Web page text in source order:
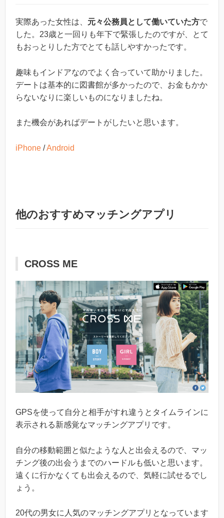
実際あった女性は、 元々公務員として働いていた方で
した。23歳と一回りも年下で緊張したのですが、とて
もおっとりした方でとても話しやすかったです。
趣味もインドアなのでよく合っていて助かりました。
デートは基本的に図書館が多かったので、お金もかか
らないなりに楽しいものになりましたね。
また機会があればデートがしたいと思います。
iPhone /Android
他のおすすめマッチングアプリ
CROSS ME
GPSを使って自分と相手がすれ違うとタイムラインに
表示される新感覚なマッチングアプリです。
自分の移動範囲と似たような人と出会えるので、マッ
チング後の出会うまでのハードルも低いと思います。
遠くに行かなくても出会えるので、気軽に試せるでし
ょう。
20代の男女に人気のマッチングアプリとなっています